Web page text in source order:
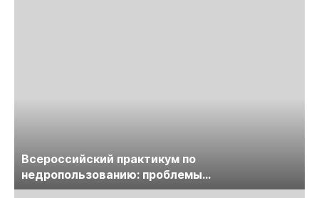
Всероссийский практикум по
недропользованию: проблемы
лицензирования, цифровизации, экспертизы